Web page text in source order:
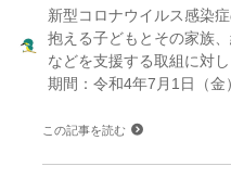
新型コロナウイルス感染
抱える子どもとその家族
などを支援する取組に対
期間：令和4年7月1日（
この記事を読む